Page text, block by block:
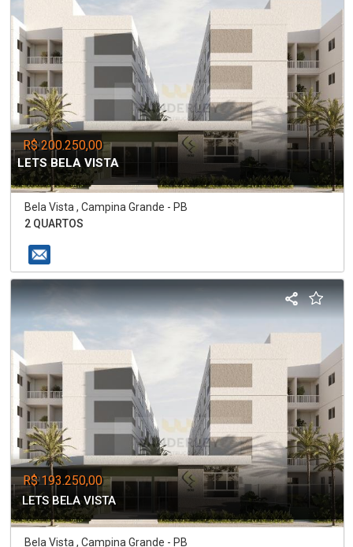
R$ 200.250,00
LETS BELA VISTA
Bela Vista , Campina Grande - PB
2 QUARTOS
R$ 193.250,00
LETS BELA VISTA
Bela Vista , Campina Grande - PB